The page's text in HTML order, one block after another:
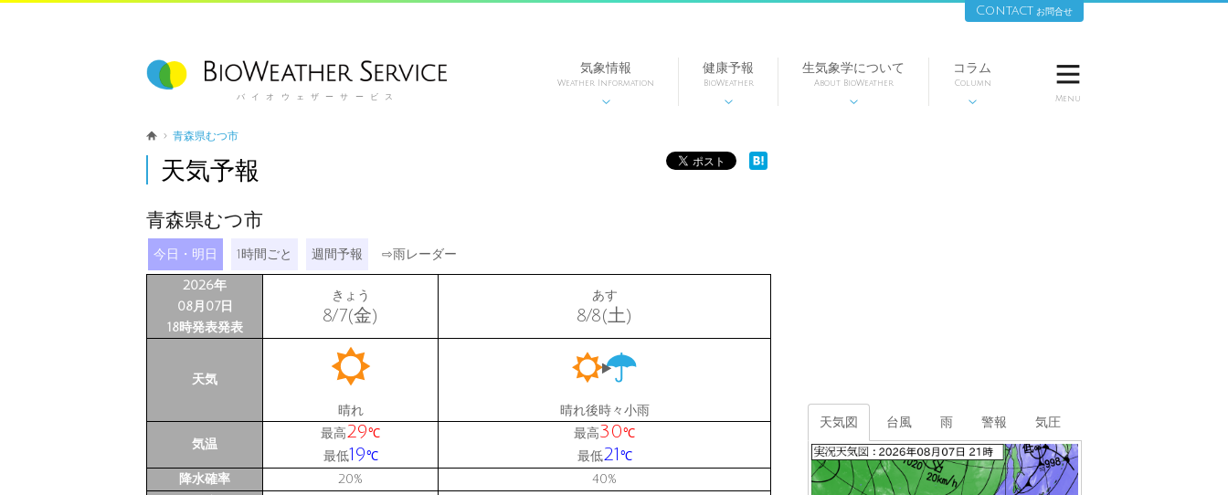
バイオウェザーサービス
気象情報
Weather Information

健康予報
BioWeather

生気象学について
About BioWeather

コラム
Column


Menu
青森県むつ市
天気予報
青森県むつ市
今日・明日 1時間ごと 週間予報 ⇨雨レーダー
2026年
08月07日
18時発表発表
きょう
8/7(金)
あす
8/8(土)
天気
晴れ 晴れ後時々小雨
気温
最高29℃
最低19℃
最高30℃
最低21 ℃
降水確率 20% 40%
天気図 台風 雨 警報 気圧
Contact お問合せ